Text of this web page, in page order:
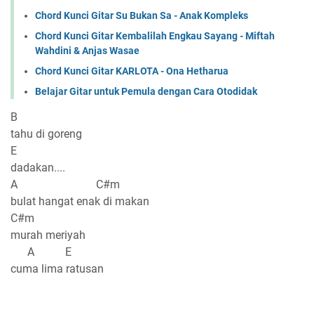
Chord Kunci Gitar Su Bukan Sa - Anak Kompleks
Chord Kunci Gitar Kembalilah Engkau Sayang - Miftah
Wahdini & Anjas Wasae
Chord Kunci Gitar KARLOTA - Ona Hetharua
Belajar Gitar untuk Pemula dengan Cara Otodidak
B
tahu di goreng
E
dadakan....
A C#m
bulat hangat enak di makan
C#m
murah meriyah
A E
cuma lima ratusan